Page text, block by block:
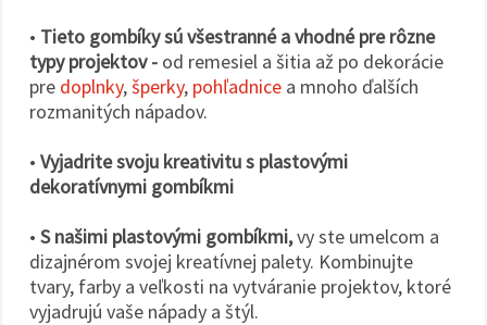
• Tieto gombíky sú všestranné a vhodné pre rôzne
typy projektov - od remesiel a šitia až po dekorácie
pre doplnky,šperky, pohľadnice a mnoho ďalších
rozmanitých nápadov.
• Vyjadrite svoju kreativitu s plastovými
dekoratívnymi gombíkmi
• S našimi plastovými gombíkmi,vy ste umelcom a
dizajnérom svojej kreatívnej palety. Kombinujte
tvary, farby a veľkosti na vytváranie projektov, ktoré
vyjadrujú vaše nápady a štýl.